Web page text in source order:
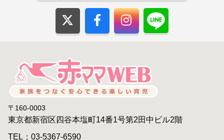
〒160-0003
東京都新宿区四谷本塩町14番1号第2田中ビル2階
TEL：03-5367-6590